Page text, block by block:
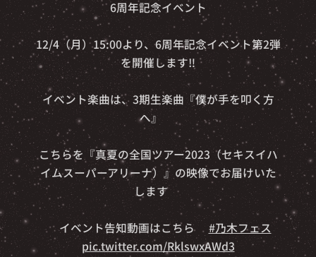
🎉6周年記念イベント🎉
12/4（月）15:00より、6周年記念イベント第2弾
を開催します‼️
イベント楽曲は、3期生楽曲『僕が手を叩く方
へ』🎵
こちらを『真夏の全国ツアー2023（セキスイハ
イムスーパーアリーナ）』の映像でお届けいた
します🎥
👇イベント告知動画はこちら👇 #乃木フェス
pic.twitter.com/RklswxAWd3